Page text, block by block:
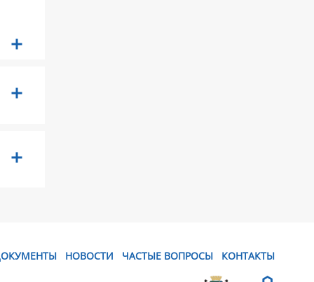
НОВОСТИ ЧАСТЫЕ ВОПРОСЫ КОНТАКТЫ